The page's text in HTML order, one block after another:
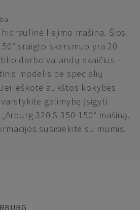
liejimo mašina. Šios
sraigto skersmuo yra 20
darbo valandų skaičius –
modelis be specialių
ieškote aukštos kokybės
galimybę įsigyti
320 S 350-150“ mašiną.
susisiekite su mumis.